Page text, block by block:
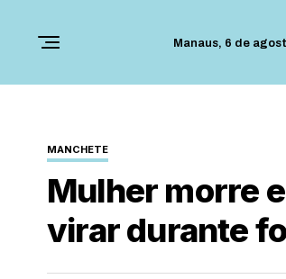
Manaus, 6 de
MANCHETE
Mulher morre
virar durante